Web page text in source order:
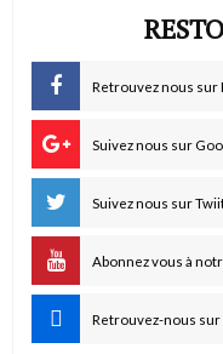
Retrouvez nous sur
Suivez nous sur
Suivez nous sur
Abonnez vous à
Retrouvez-nous sur